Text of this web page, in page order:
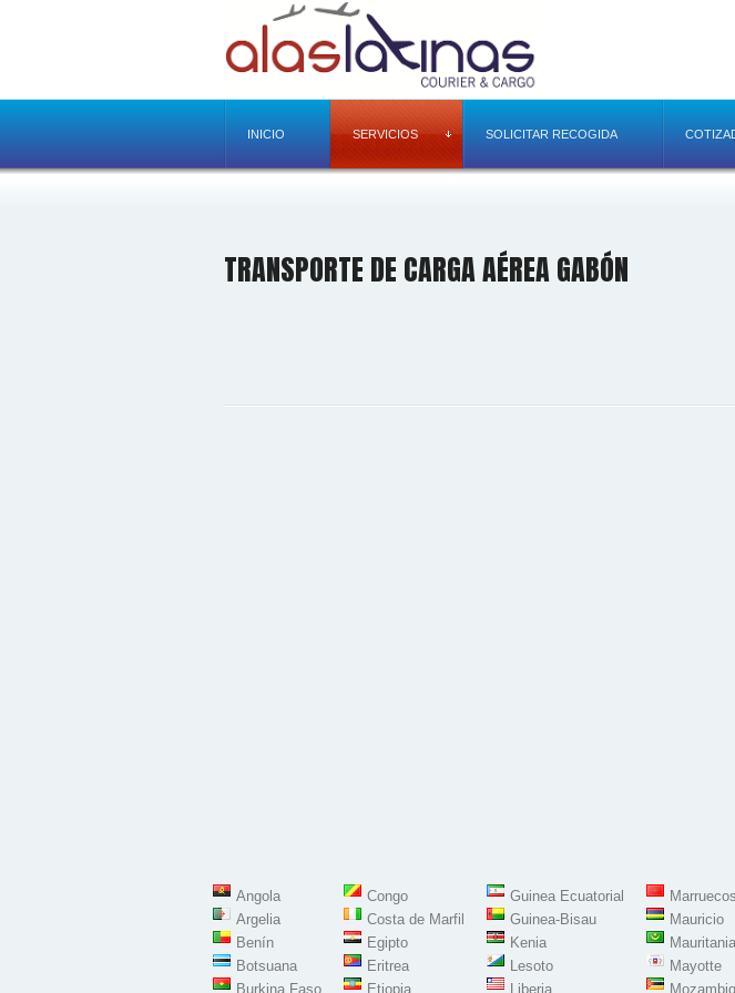
INICIO SERVICIOS SOLICITAR RECOGIDA
TRANSPORTE DE CARGA AÉREA GABÓN
Angola
Argelia
Benín
Botsuana
Burkina Faso
Congo
Costa de Marfil
Egipto
Eritrea
Etiopia
Guinea Ecuatorial
Guinea-Bisau
Kenia
Lesoto
Liberia
Marruecos
Mauricio
Mauritania
Mayotte